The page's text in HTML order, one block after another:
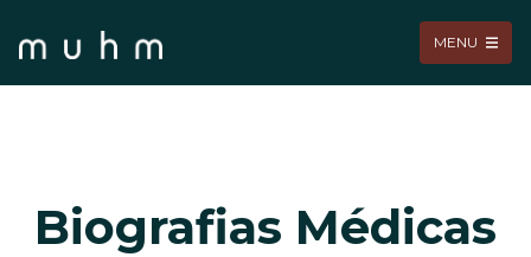
MENU
Biografias Médicas